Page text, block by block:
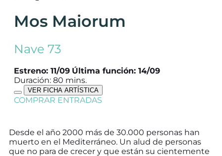
Mos Maiorum
Nave 73
Estreno: 11/09 Última función: 14/09
Duración: 80 mins.
VER FICHA ARTÍSTICA
COMPRAR ENTRADAS
Desde el año 2000 más de 30.000 personas han
muerto en el Mediterráneo. Un alud de personas
que no para de crecer y que están su cientemente